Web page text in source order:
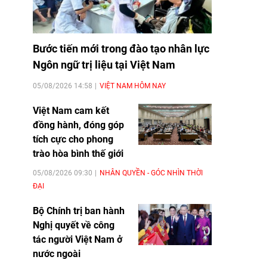
Bước tiến mới trong đào tạo nhân lực
Ngôn ngữ trị liệu tại Việt Nam
05/08/2026 14:58 VIỆT NAM HÔM NAY
Việt Nam cam kết
đồng hành, đóng góp
tích cực cho phong
trào hòa bình thế giới
05/08/2026 09:30
NHÂN QUYỀN - GÓC NHÌN THỜI
ĐẠI
Bộ Chính trị ban hành
Nghị quyết về công
tác người Việt Nam ở
nước ngoài